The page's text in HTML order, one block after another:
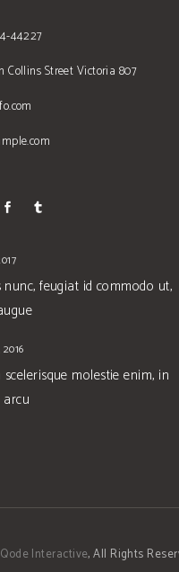
44227
Collins Street Victoria 807
nunc, feugiat id commodo ut,
molestie enim, in
arcu
Qode Interactive, All Rights